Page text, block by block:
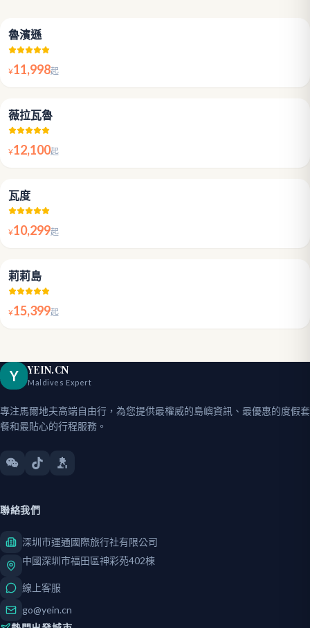
魯濱遜
¥11,998起
薇拉瓦魯
¥12,100起
瓦度
¥10,299起
莉莉島
¥15,399起
Y YEIN.CN
Maldives Expert
專注馬爾地夫高端自由行，為您提供最權威的島嶼資訊、最優惠的度假套
餐和最貼心的行程服務。
聯絡我們
深圳市運通國際旅行社有限公司
中國深圳市福田區神彩苑402棟
線上客服
go@yein.cn